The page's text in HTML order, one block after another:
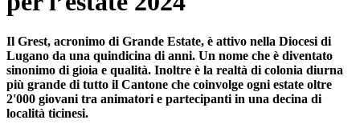
Il Grest, acronimo di Grande Estate, è attivo nella Diocesi di
Lugano da una quindicina di anni. Un nome che è diventato
sinonimo di gioia e qualità. Inoltre è la realtà di colonia diurna
più grande di tutto il Cantone che coinvolge ogni estate oltre
2'000 giovani tra animatori e partecipanti in una decina di
località ticinesi.